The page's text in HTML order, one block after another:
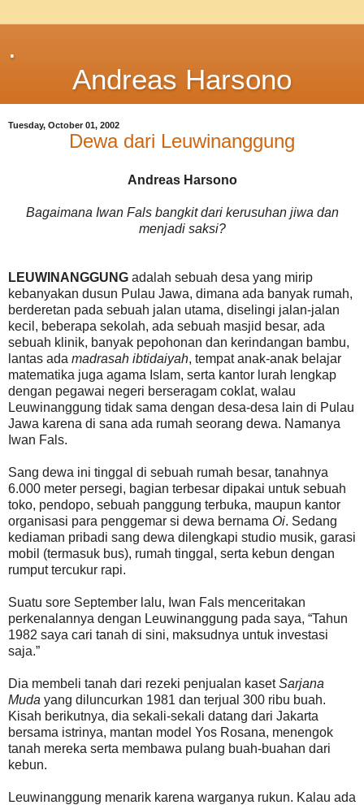
.
Andreas Harsono
Tuesday, October 01, 2002
Dewa dari Leuwinanggung
Andreas Harsono
Bagaimana Iwan Fals bangkit dari kerusuhan jiwa dan
menjadi saksi?
LEUWINANGGUNG adalah sebuah desa yang mirip
kebanyakan dusun Pulau Jawa, dimana ada banyak rumah,
berderetan pada sebuah jalan utama, diselingi jalan-jalan
kecil, beberapa sekolah, ada sebuah masjid besar, ada
sebuah klinik, banyak pepohonan dan kerindangan bambu,
lantas ada madrasah ibtidaiyah, tempat anak-anak belajar
matematika juga agama Islam, serta kantor lurah lengkap
dengan pegawai negeri berseragam coklat, walau
Leuwinanggung tidak sama dengan desa-desa lain di Pulau
Jawa karena di sana ada rumah seorang dewa. Namanya
Iwan Fals.
Sang dewa ini tinggal di sebuah rumah besar, tanahnya
6.000 meter persegi, bagian terbesar dipakai untuk sebuah
toko, pendopo, sebuah panggung terbuka, maupun kantor
organisasi para penggemar si dewa bernama Oi. Sedang
kediaman pribadi sang dewa dilengkapi studio musik, garasi
mobil (termasuk bus), rumah tinggal, serta kebun dengan
rumput tercukur rapi.
Suatu sore September lalu, Iwan Fals menceritakan
perkenalannya dengan Leuwinanggung pada saya, “Tahun
1982 saya cari tanah di sini, maksudnya untuk investasi
saja.”
Dia membeli tanah dari rezeki penjualan kasetSarjana
Muda yang diluncurkan 1981 dan terjual 300 ribu buah.
Kisah berikutnya, dia sekali-sekali datang dari Jakarta
bersama istrinya, mantan model Yos Rosana, menengok
tanah mereka serta membawa pulang buah-buahan dari
kebun.
Leuwinanggung menarik karena warganya rukun. Kalau ada